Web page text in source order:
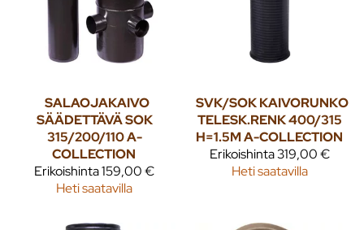
SALAOJAKAIVO
SÄÄDETTÄVÄ SOK
315/200/110 A-
COLLECTION
Erikoishinta159,00 €
Heti saatavilla
SVK/SOK KAIVORUNKO
TELESK.RENK 400/315
H=1.5M A-COLLECTION
Erikoishinta319,00 €
Heti saatavilla